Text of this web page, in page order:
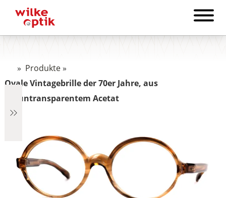
» Produkte»
Ovale Vintagebrille der 70er Jahre, aus
brauntransparentem Acetat